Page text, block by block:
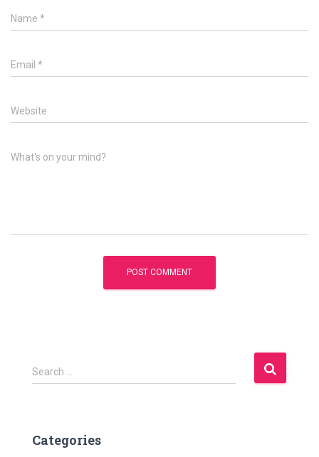
Name *
Email *
Website
What's on your mind?
S
e
h
Search …
Categories